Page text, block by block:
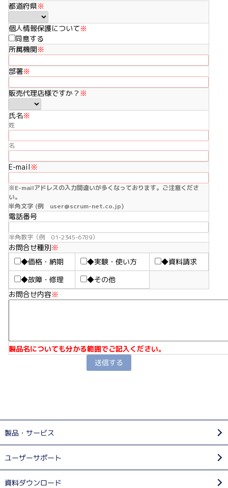
都道府県※
個人情報保護について※
同意する
所属機関※
部署※
販売代理店様ですか？ ※
氏名※
姓
名
E-mail※
※E-mailアドレスの入力間違いが多くなっております。ご注意くださ
い。
半角文字 (例 user@scrum-net.co.jp)
電話番号
半角数字（例 01-2345-6789）
お問合せ種別※
◆価格・納期 ◆実験・使い方 ◆資料請求
◆故障・修理 ◆その他
お問合せ内容※
製品名についても分かる範囲でご記入ください。
製品・サービス
ユーザーサポート
資料ダウンロード